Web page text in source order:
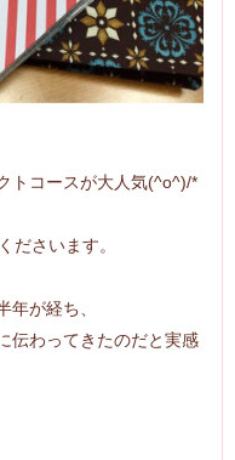
トコースが大人気(^o^)/*
ださいます。
年が経ち、
伝わってきたのだと実感